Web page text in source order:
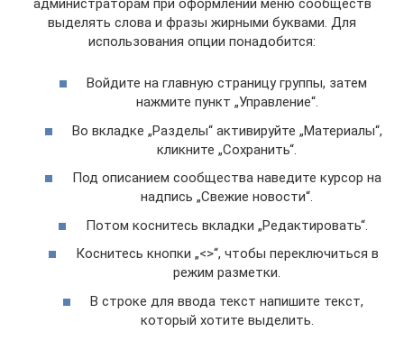
выделять слова и фразы жирными буквами. Для
использования опции понадобится:
Войдите на главную страницу группы, затем
нажмите пункт „Управление“.
Во вкладке „Разделы“ активируйте „Материалы“,
кликните „Сохранить“.
Под описанием сообщества наведите курсор на
надпись „Свежие новости“.
Потом коснитесь вкладки „Редактировать“.
Коснитесь кнопки „<>“, чтобы переключиться в
режим разметки.
В строке для ввода текст напишите текст,
который хотите выделить.